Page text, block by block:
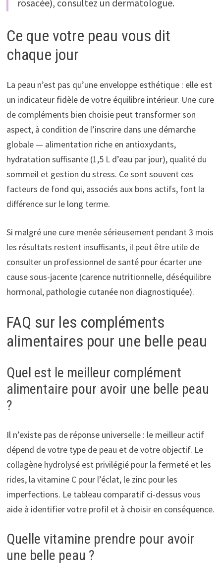
rosacée), consultez un dermatologue.
Ce que votre peau vous dit
chaque jour
La peau n’est pas qu’une enveloppe esthétique : elle est
un indicateur fidèle de votre équilibre intérieur. Une cure
de compléments bien choisie peut transformer son
aspect, à condition de l’inscrire dans une démarche
globale — alimentation riche en antioxydants,
hydratation suffisante (1,5 L d’eau par jour), qualité du
sommeil et gestion du stress. Ce sont souvent ces
facteurs de fond qui, associés aux bons actifs, font la
différence sur le long terme.
Si malgré une cure menée sérieusement pendant 3 mois
les résultats restent insuffisants, il peut être utile de
consulter un professionnel de santé pour écarter une
cause sous-jacente (carence nutritionnelle, déséquilibre
hormonal, pathologie cutanée non diagnostiquée).
FAQ sur les compléments
alimentaires pour une belle peau
Quel est le meilleur complément
alimentaire pour avoir une belle peau
?
Il n’existe pas de réponse universelle : le meilleur actif
dépend de votre type de peau et de votre objectif. Le
collagène hydrolysé est privilégié pour la fermeté et les
rides, la vitamine C pour l’éclat, le zinc pour les
imperfections. Le tableau comparatif ci-dessus vous
aide à identifier votre profil et à choisir en conséquence.
Quelle vitamine prendre pour avoir
une belle peau ?